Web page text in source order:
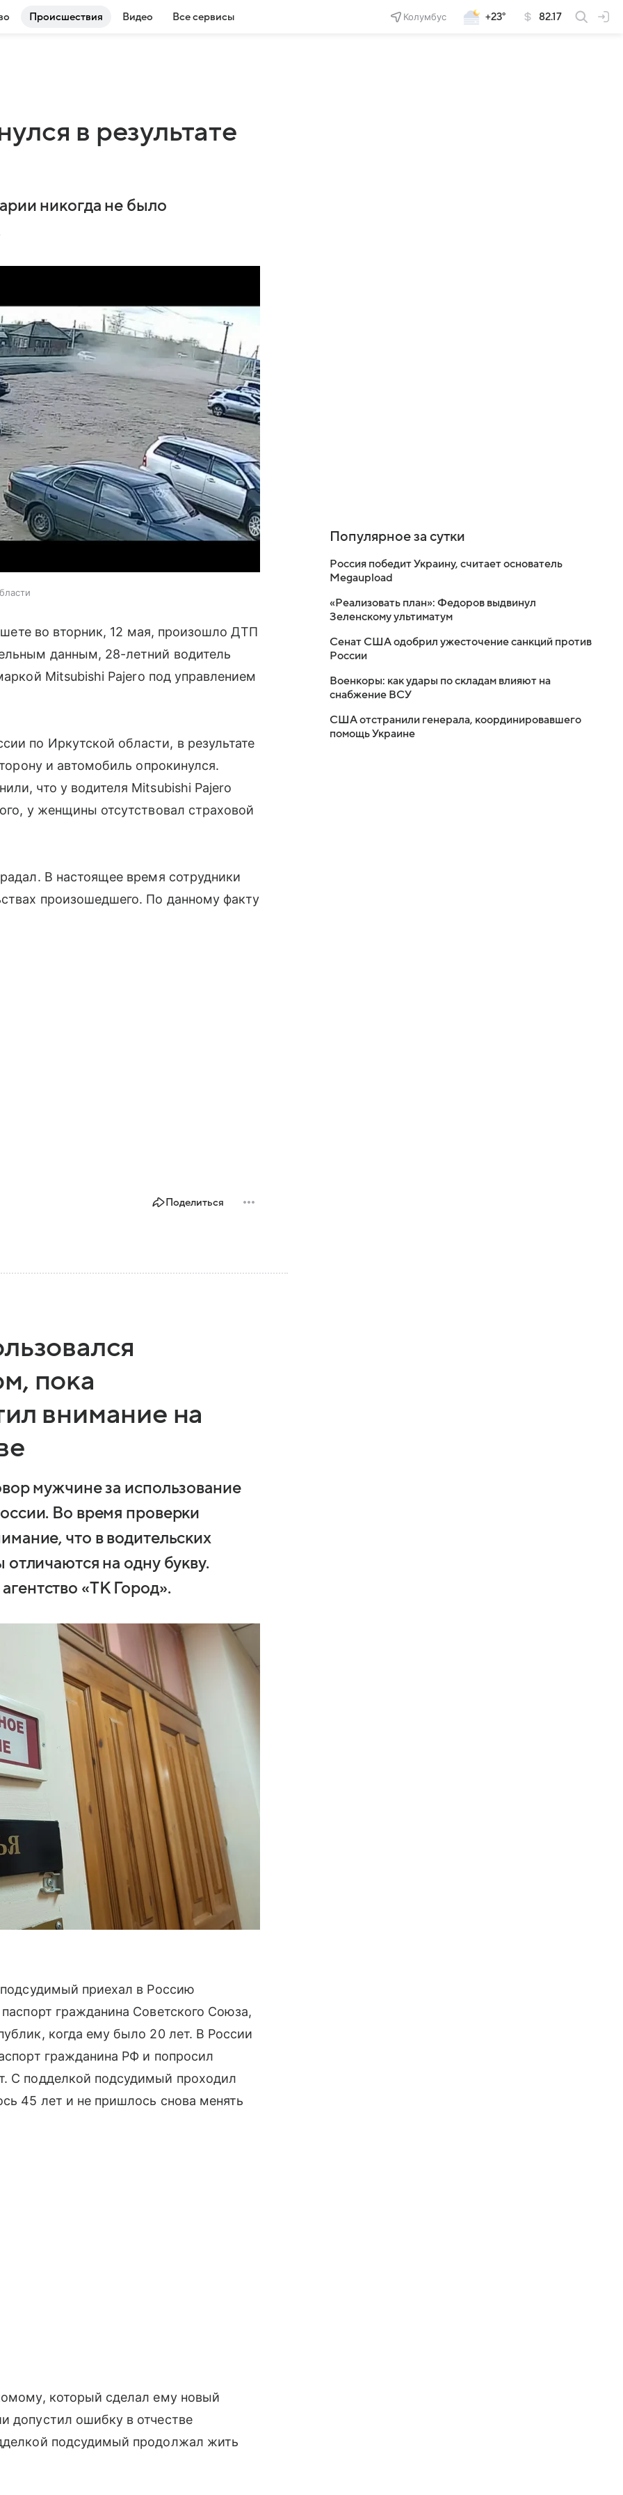
Происшествия Видео Все сервисы Колумбус +23° 82.17
в результате
никогда не было
во вторник, 12 мая, произошло ДТП
данным, 28-летний водитель
Mitsubishi Pajero под управлением
по Иркутской области, в результате
и автомобиль опрокинулся.
что у водителя Mitsubishi Pajero
у женщины отсутствовал страховой
В настоящее время сотрудники
произошедшего. По данному факту
Поделиться
пока
внимание на
мужчине за использование
Во время проверки
что в водительских
на одну букву.
«ТК Город».
подсудимый приехал в Россию
гражданина Советского Союза,
когда ему было 20 лет. В России
гражданина РФ и попросил
С подделкой подсудимый проходил
45 лет и не пришлось снова менять
который сделал ему новый
допустил ошибку в отчестве
подсудимый продолжал жить
Популярное за сутки
Россия победит Украину, считает основатель
Megaupload
«Реализовать план»: Федоров выдвинул
Зеленскому ультиматум
Сенат США одобрил ужесточение санкций против
России
Военкоры: как удары по складам влияют на
снабжение ВСУ
США отстранили генерала, координировавшего
помощь Украине